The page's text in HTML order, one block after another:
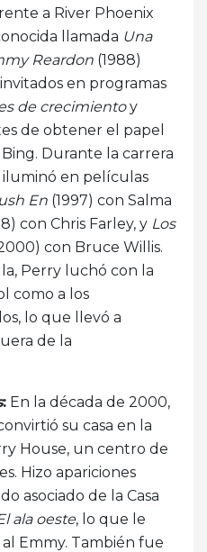
a River Phoenix
llamada Una
Reardon (1988)
en programas
de crecimientoy
de obtener el papel
Durante la carrera
en películas
En (1997) con Salma
con Chris Farley, y Los
con Bruce Willis.
Perry luchó con la
como a los
lo que llevó a
de la
: En la década de 2000,
su casa en la
House, un centro de
Hizo apariciones
asociado de la Casa
ala oeste, lo que le
Emmy. También fue